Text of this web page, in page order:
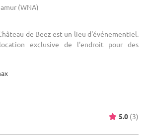
(WNA)
de Beez est un lieu d'événementiel.
exclusive de l'endroit pour des
5.0 (3)